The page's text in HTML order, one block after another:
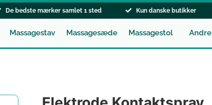
De bedste mærker samlet 1 sted Kun danske butikker
Massagestav Massagesæde Massagestol Andre